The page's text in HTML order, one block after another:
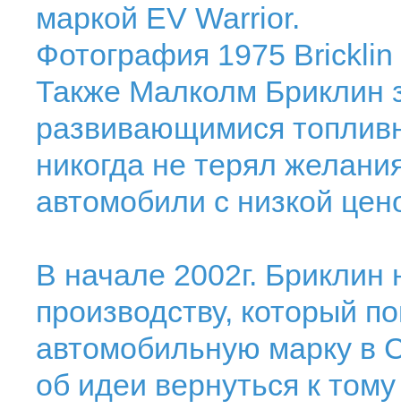
маркой EV Warrior.
Фотография 1975 Bricklin
Также Малколм Бриклин
развивающимися
никогда не терял
автомобили с низкой
В начале 2002г. Бриклин
производству, который
автомобильную марку
об идеи вернуться к